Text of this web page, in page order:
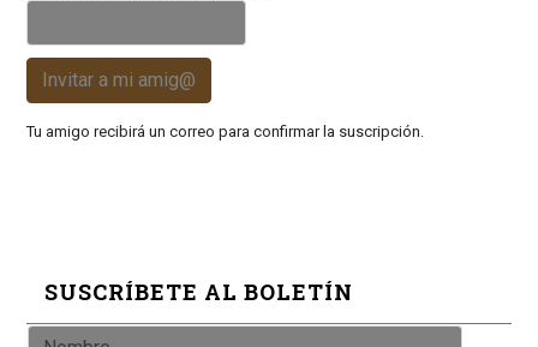
Invitar a mi amig@
Tu amigo recibirá un correo para confirmar la suscripción.
SUSCRÍBETE AL BOLETÍN